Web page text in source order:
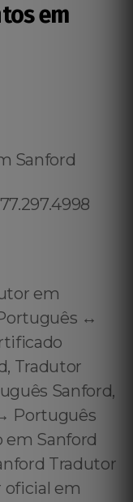
em
Sanford
em
↔️
Tradutor
Sanford,
Português
em Sanford
Tradutor
oficial em